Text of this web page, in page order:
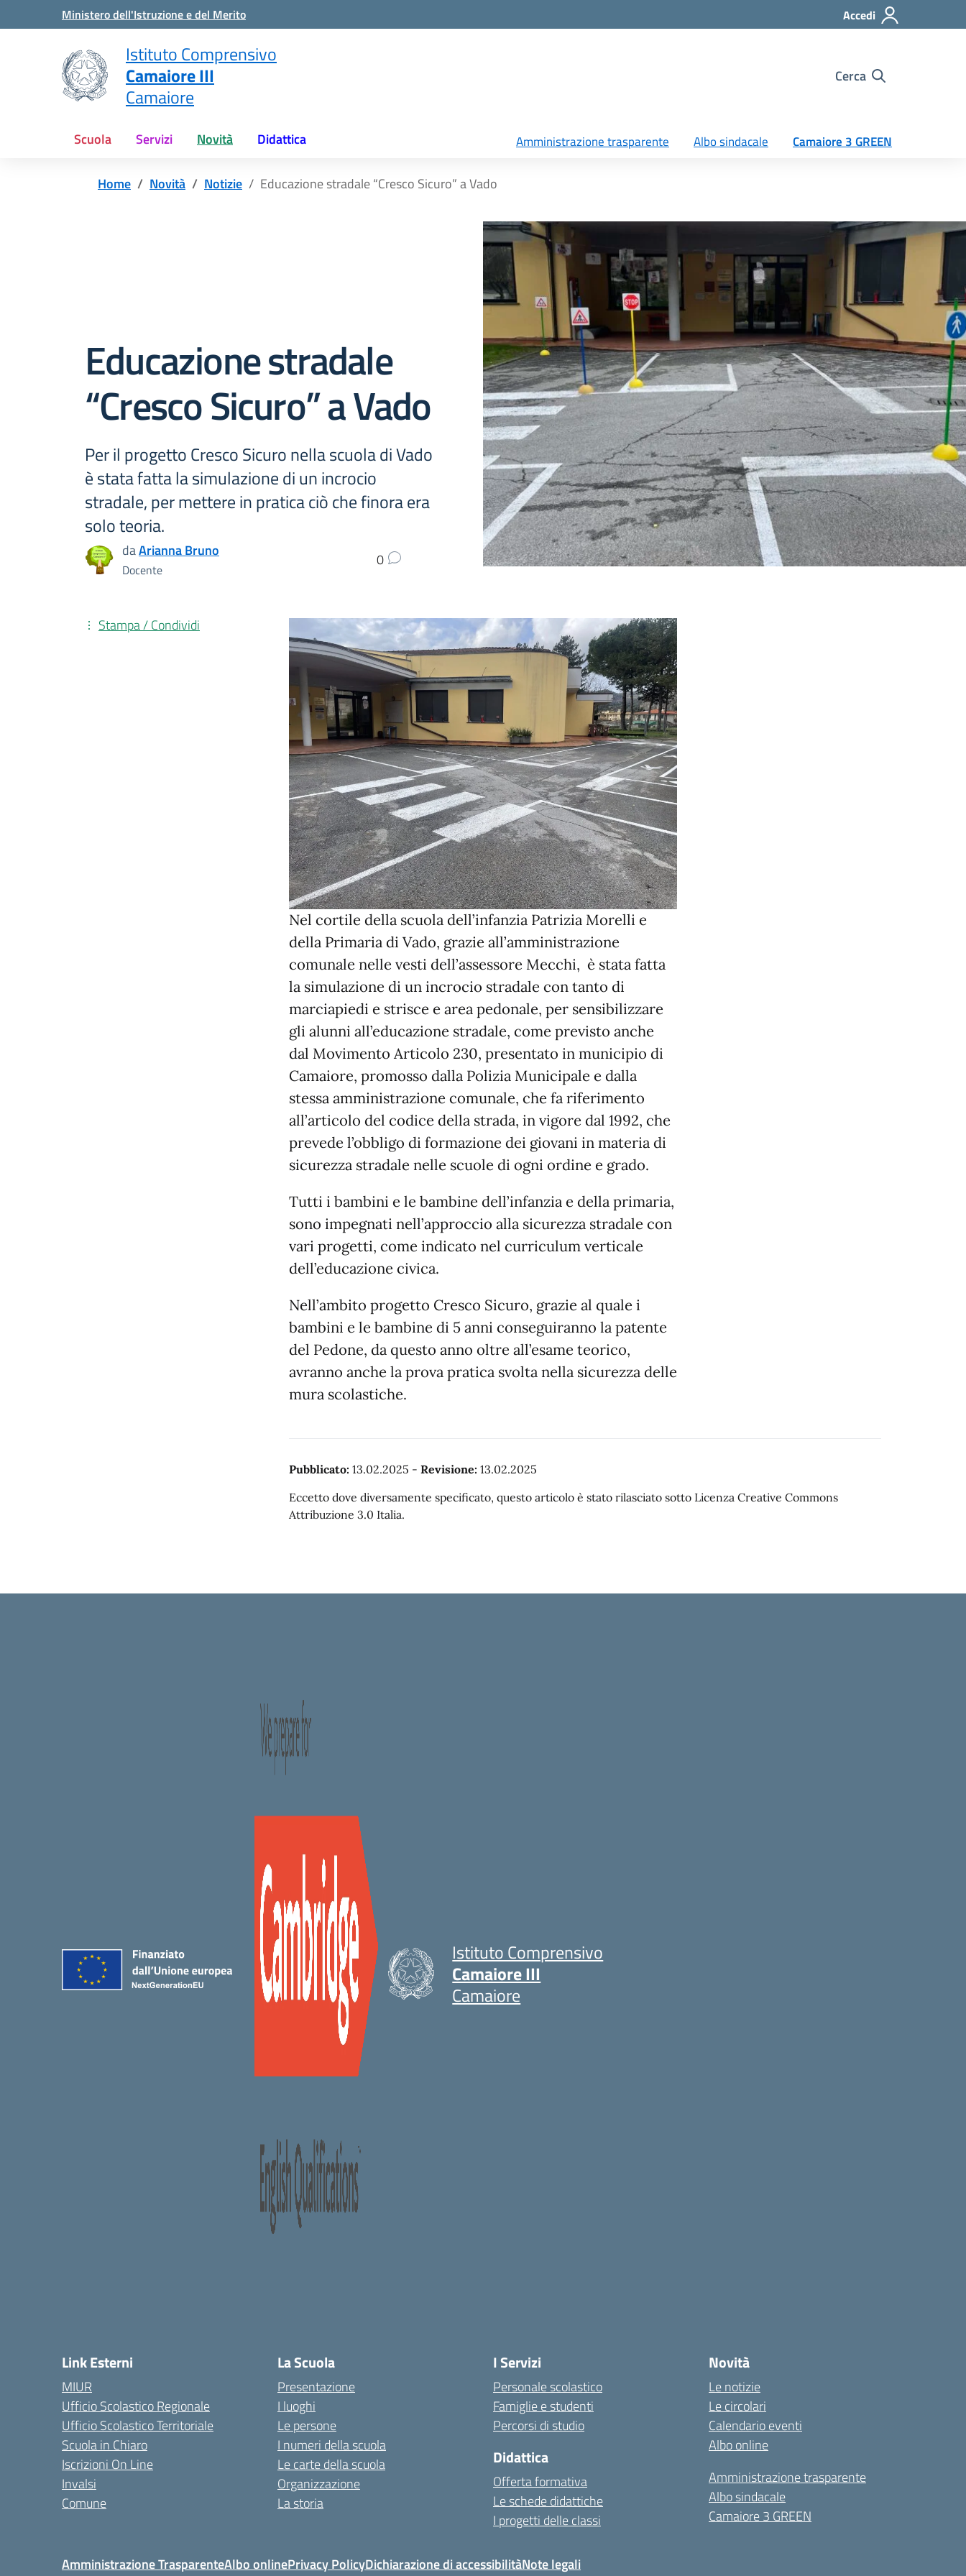
Vai ai contenuti
Vai al menu di navigazione
Ministero dell'Istruzione e del Merito Accedi
Istituto Comprensivo
Camaiore III
Camaiore
Cerca
Scuola Servizi Novità Didattica Amministrazione trasparente Albo sindacale Camaiore 3 GREEN
Home Novità Notizie Educazione stradale “Cresco Sicuro” a Vado
Educazione stradale
“Cresco Sicuro” a Vado
Per il progetto Cresco Sicuro nella scuola di Vado
è stata fatta la simulazione di un incrocio
stradale, per mettere in pratica ciò che finora era
solo teoria.
daArianna Bruno
Docente
0
Nel cortile della scuola dell’infanzia Patrizia Morelli e
della Primaria di Vado, grazie all’amministrazione
comunale nelle vesti dell’assessore Mecchi, è stata fatta
la simulazione di un incrocio stradale con tanto di
marciapiedi e strisce e area pedonale, per sensibilizzare
gli alunni all’educazione stradale, come previsto anche
dal Movimento Articolo 230, presentato in municipio di
Camaiore, promosso dalla Polizia Municipale e dalla
stessa amministrazione comunale, che fa riferimento
all’articolo del codice della strada, in vigore dal 1992, che
prevede l’obbligo di formazione dei giovani in materia di
sicurezza stradale nelle scuole di ogni ordine e grado.
Tutti i bambini e le bambine dell’infanzia e della primaria,
sono impegnati nell’approccio alla sicurezza stradale con
vari progetti, come indicato nel curriculum verticale
dell’educazione civica.
Nell’ambito progetto Cresco Sicuro, grazie al quale i
bambini e le bambine di 5 anni conseguiranno la patente
del Pedone, da questo anno oltre all’esame teorico,
avranno anche la prova pratica svolta nella sicurezza delle
mura scolastiche.
Pubblicato: 13.02.2025 - Revisione: 13.02.2025
Eccetto dove diversamente specificato, questo articolo è stato rilasciato sotto Licenza Creative Commons
Attribuzione 3.0 Italia.
Stampa / Condividi
Istituto Comprensivo
Camaiore III
Camaiore
Link Esterni
MIUR
Ufficio Scolastico Regionale
Ufficio Scolastico Territoriale
Scuola in Chiaro
Iscrizioni On Line
Invalsi
Comune
La Scuola
Presentazione
I luoghi
Le persone
I numeri della scuola
Le carte della scuola
Organizzazione
La storia
I Servizi
Personale scolastico
Famiglie e studenti
Percorsi di studio
Didattica
Offerta formativa
Le schede didattiche
I progetti delle classi
Novità
Le notizie
Le circolari
Calendario eventi
Albo online
Amministrazione trasparente
Albo sindacale
Camaiore 3 GREEN
Amministrazione TrasparenteAlbo onlinePrivacy PolicyDichiarazione di accessibilitàNote legali